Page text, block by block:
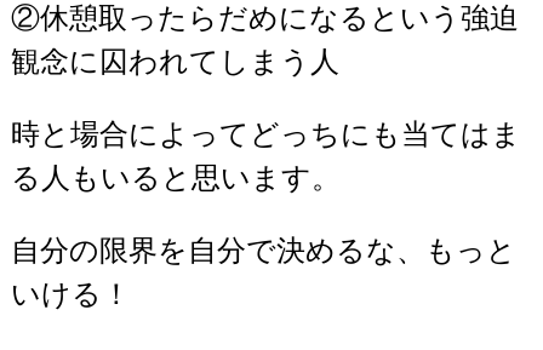
②休憩取ったらだめになるという強迫
観念に囚われてしまう人
時と場合によってどっちにも当てはま
る人もいると思います。
自分の限界を自分で決めるな、もっと
いける！